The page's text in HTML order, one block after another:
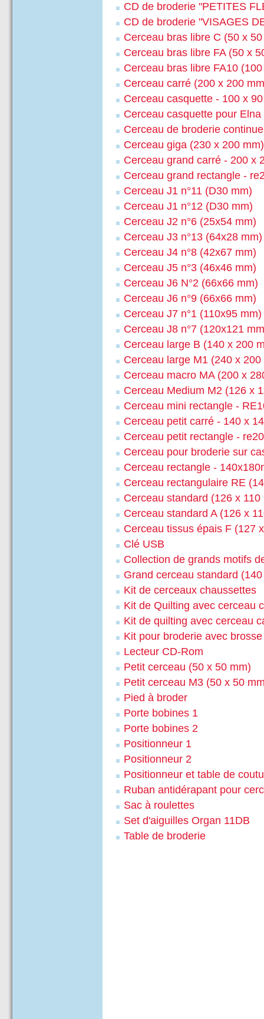
CD de broderie "PETITES
CD de broderie "VISAGES
Cerceau bras libre C (50 x
Cerceau bras libre FA (50 x
Cerceau bras libre FA10
Cerceau carré (200 x 200
Cerceau casquette - 100 x
Cerceau casquette pour Elna
Cerceau de broderie continue
Cerceau giga (230 x 200 mm)
Cerceau grand carré - 200 x
Cerceau grand rectangle -
Cerceau J1 n°11 (D30 mm)
Cerceau J1 n°12 (D30 mm)
Cerceau J2 n°6 (25x54 mm)
Cerceau J3 n°13 (64x28 mm)
Cerceau J4 n°8 (42x67 mm)
Cerceau J5 n°3 (46x46 mm)
Cerceau J6 N°2 (66x66 mm)
Cerceau J6 n°9 (66x66 mm)
Cerceau J7 n°1 (110x95 mm)
Cerceau J8 n°7 (120x121
Cerceau large B (140 x 200
Cerceau large M1 (240 x 200
Cerceau macro MA (200 x
Cerceau Medium M2 (126 x
Cerceau mini rectangle -
Cerceau petit carré - 140 x
Cerceau petit rectangle -
Cerceau pour broderie sur
Cerceau rectangle -
Cerceau rectangulaire RE
Cerceau standard (126 x 110
Cerceau standard A (126 x
Cerceau tissus épais F (127
Clé USB
Collection de grands motifs
Grand cerceau standard
Kit de cerceaux chaussettes
Kit de Quilting avec cerceau
Kit de quilting avec cerceau
Kit pour broderie avec
Lecteur CD-Rom
Petit cerceau (50 x 50 mm)
Petit cerceau M3 (50 x 50
Pied à broder
Porte bobines 1
Porte bobines 2
Positionneur 1
Positionneur 2
Positionneur et table de
Ruban antidérapant pour
Sac à roulettes
Set d'aiguilles Organ 11DB
Table de broderie